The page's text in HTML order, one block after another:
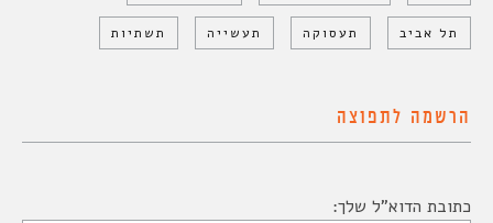
תל אביב תעסוקה תעשייה תשתיות
הרשמה לתפוצה
כתובת הדוא"ל שלך: